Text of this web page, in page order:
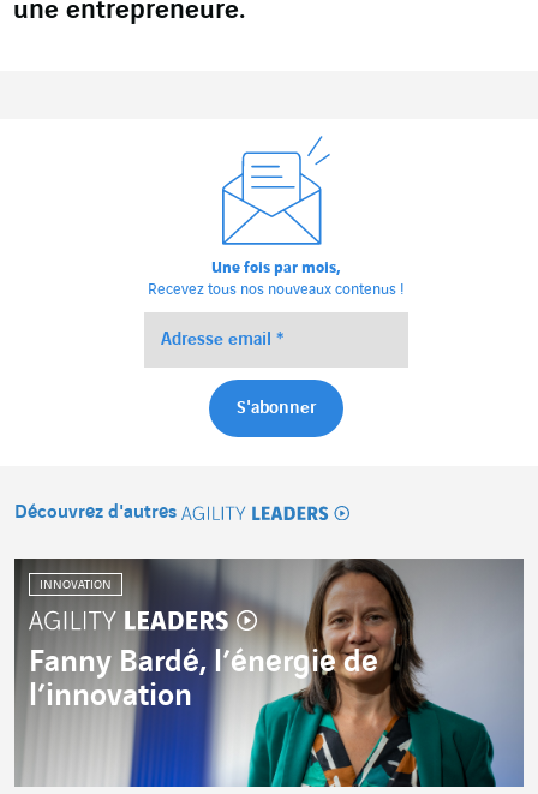
une entrepreneure.
Une fois par mois,
Recevez tous nos nouveaux contenus !
Découvrez d'autres
INNOVATION
Fanny Bardé, l’énergie de
l’innovation